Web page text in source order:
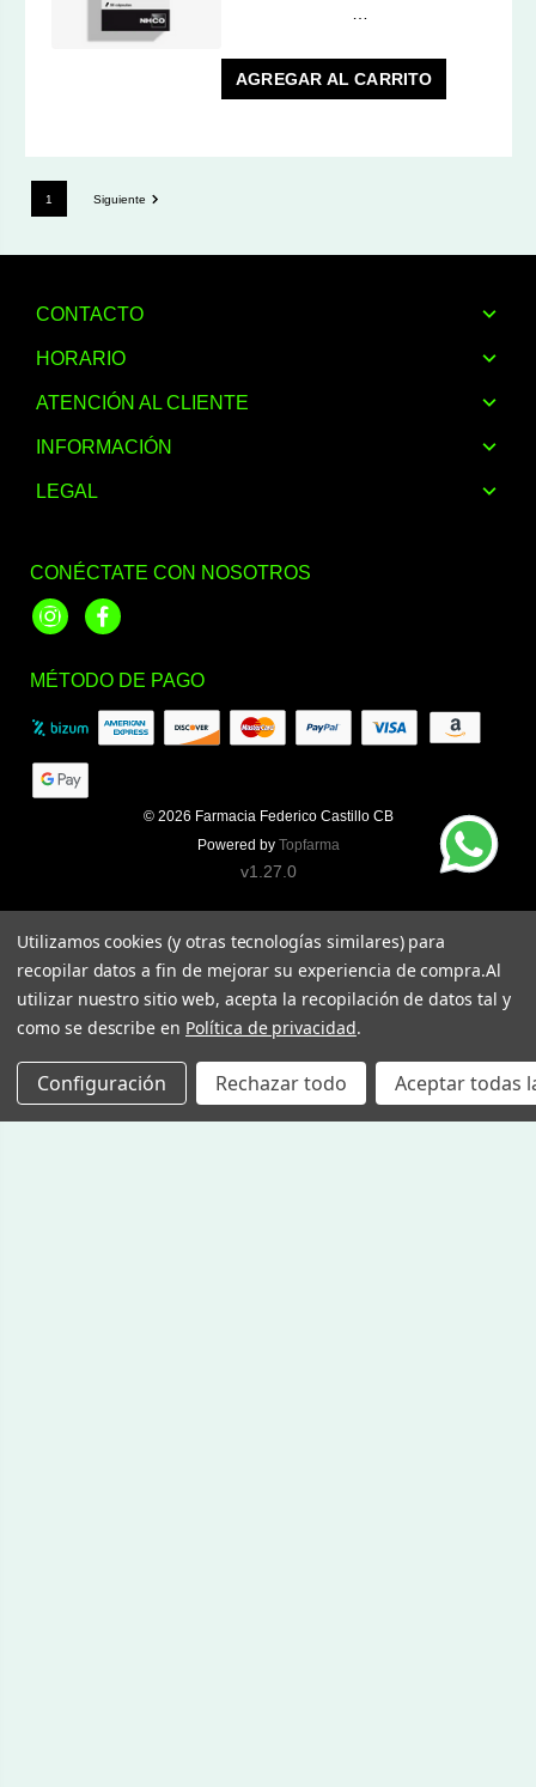
AGREGAR AL CARRITO
1 Siguiente
CONTACTO
HORARIO
ATENCIÓN AL CLIENTE
INFORMACIÓN
LEGAL
CONÉCTATE CON NOSOTROS
InstagramFacebook
MÉTODO DE PAGO
© 2026 Farmacia Federico Castillo CB
Powered by Topfarma
v1.27.0
Utilizamos cookies (y otras tecnologías similares) para
recopilar datos a fin de mejorar su experiencia de compra.Al
utilizar nuestro sitio web, acepta la recopilación de datos tal y
como se describe en Política de privacidad.
Configuración Rechazar todo Aceptar todas